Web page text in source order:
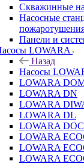
Скважинные
Насосные
Панели и
LOWARA
Назад
Насосы
LOWARA
LOWARA DN
LOWARA
LOWARA DL
LOWARA DOC
LOWARA
LOWARA
LOWARA